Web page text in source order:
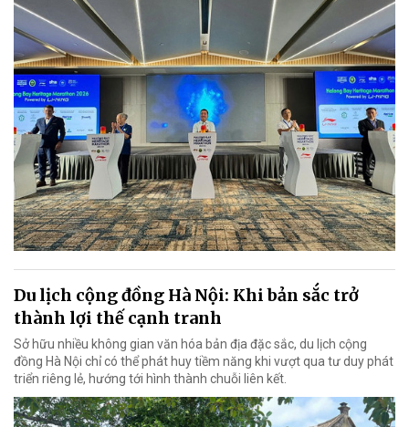
Du lịch cộng đồng Hà Nội: Khi bản sắc trở
thành lợi thế cạnh tranh
Sở hữu nhiều không gian văn hóa bản địa đặc sắc, du lịch cộng
đồng Hà Nội chỉ có thể phát huy tiềm năng khi vượt qua tư duy phát
triển riêng lẻ, hướng tới hình thành chuỗi liên kết.